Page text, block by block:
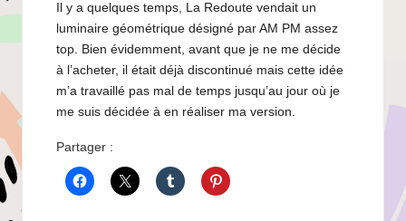
Il y a quelques temps, La Redoute vendait un
luminaire géométrique désigné par AM PM assez
top. Bien évidemment, avant que je ne me décide
à l’acheter, il était déjà discontinué mais cette idée
m’a travaillé pas mal de temps jusqu’au jour où je
me suis décidée à en réaliser ma version.
Partager :